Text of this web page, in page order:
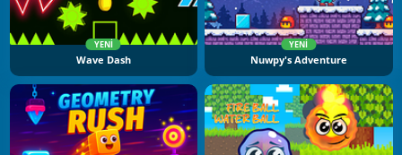
YENI
Wave Dash
YENI
Nuwpy's Adventure